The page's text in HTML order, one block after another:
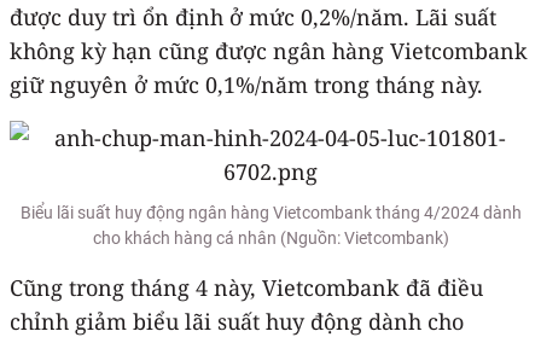
được duy trì ổn định ở mức 0,2%/năm. Lãi suất
không kỳ hạn cũng được ngân hàng Vietcombank
giữ nguyên ở mức 0,1%/năm trong tháng này.
Biểu lãi suất huy động ngân hàng Vietcombank tháng 4/2024 dành
cho khách hàng cá nhân (Nguồn: Vietcombank)
Cũng trong tháng 4 này, Vietcombank đã điều
chỉnh giảm biểu lãi suất huy động dành cho